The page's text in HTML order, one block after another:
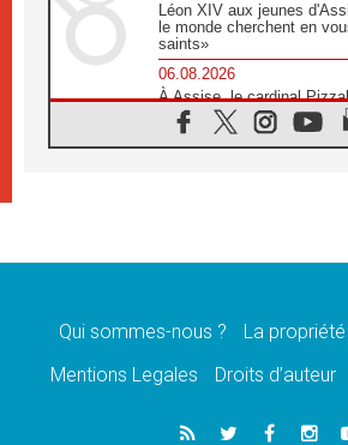
Léon XIV aux jeunes
le monde cherchent en
saints»
06.08.2026
À Assise, le cardinal
«les chrétiens veulent la
06.08.2026
message de paix et de
«La visite du Pape en
05.08.2026
Qui sommes-nous ? La propriété
Mentions Legales
Droits d’auteur